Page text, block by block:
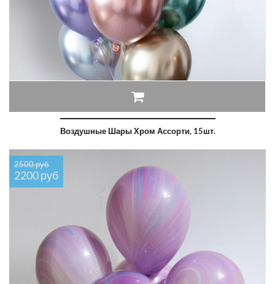
Воздушные Шары Хром Ассорти, 15шт.
2500 руб
2200 руб